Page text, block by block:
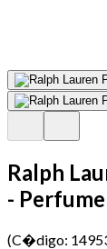
Ralph
-
(C�digo: